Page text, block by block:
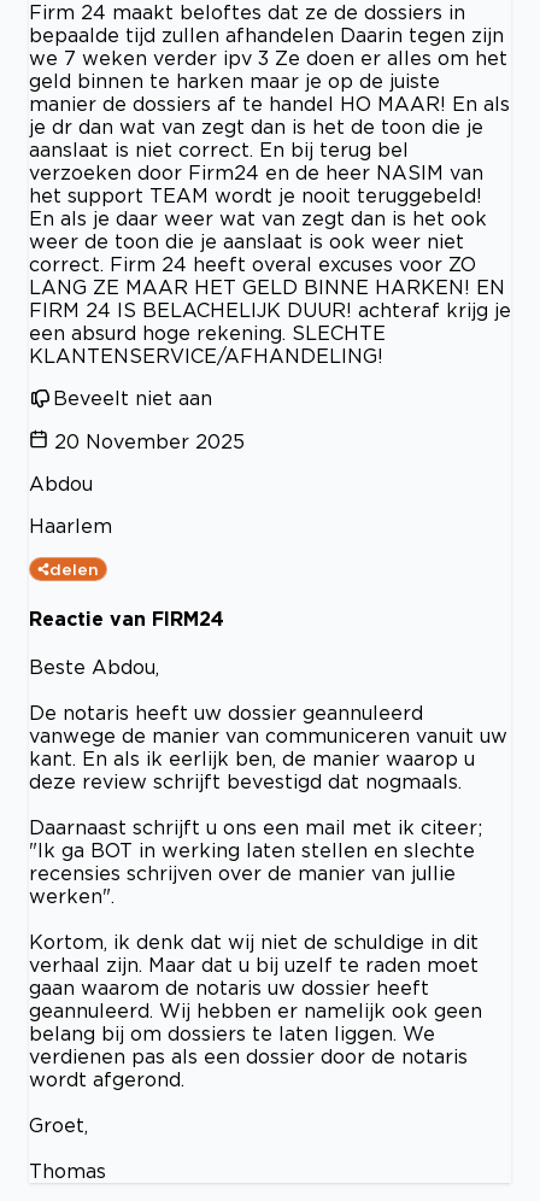
Firm 24 maakt beloftes dat ze de dossiers in
bepaalde tijd zullen afhandelen Daarin tegen zijn
we 7 weken verder ipv 3 Ze doen er alles om het
geld binnen te harken maar je op de juiste
manier de dossiers af te handel HO MAAR! En als
je dr dan wat van zegt dan is het de toon die je
aanslaat is niet correct. En bij terug bel
verzoeken door Firm24 en de heer NASIM van
het support TEAM wordt je nooit teruggebeld!
En als je daar weer wat van zegt dan is het ook
weer de toon die je aanslaat is ook weer niet
correct. Firm 24 heeft overal excuses voor ZO
LANG ZE MAAR HET GELD BINNE HARKEN! EN
FIRM 24 IS BELACHELIJK DUUR! achteraf krijg je
een absurd hoge rekening. SLECHTE
KLANTENSERVICE/AFHANDELING!
Beveelt niet aan
20 November 2025
Abdou
Haarlem
delen
Reactie van FIRM24
Beste Abdou,
De notaris heeft uw dossier geannuleerd
vanwege de manier van communiceren vanuit uw
kant. En als ik eerlijk ben, de manier waarop u
deze review schrijft bevestigd dat nogmaals.
Daarnaast schrijft u ons een mail met ik citeer;
"Ik ga BOT in werking laten stellen en slechte
recensies schrijven over de manier van jullie
werken".
Kortom, ik denk dat wij niet de schuldige in dit
verhaal zijn. Maar dat u bij uzelf te raden moet
gaan waarom de notaris uw dossier heeft
geannuleerd. Wij hebben er namelijk ook geen
belang bij om dossiers te laten liggen. We
verdienen pas als een dossier door de notaris
wordt afgerond.
Groet,
Thomas